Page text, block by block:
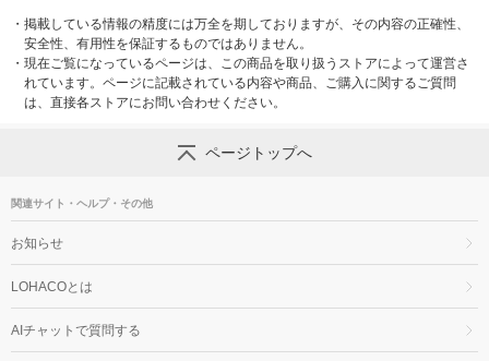
・ 掲載している情報の精度には万全を期しておりますが、その内容の正確性、
安全性、有用性を保証するものではありません。
・ 現在ご覧になっているページは、この商品を取り扱うストアによって運営さ
れています。ページに記載されている内容や商品、ご購入に関するご質問
は、直接各ストアにお問い合わせください。
ページトップへ
関連サイト・ヘルプ・その他
お知らせ
LOHACOとは
AIチャットで質問する